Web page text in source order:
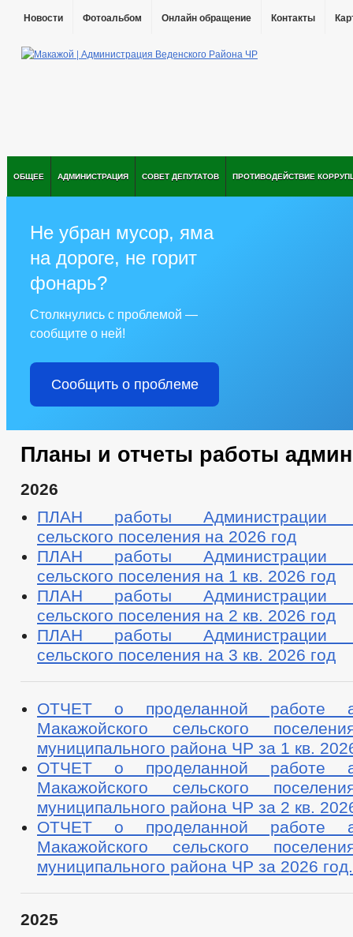
Новости Фотоальбом Онлайн обращение Контакты
ОБЩЕЕ АДМИНИСТРАЦИЯ СОВЕТ ДЕПУТАТОВ ПРОТИВОДЕЙСТВИЕ
Не убран мусор, яма
на дороге, не горит
фонарь?
Столкнулись с проблемой —
сообщите о ней!
Сообщить о проблеме
Планы и отчеты работы
2026
ПЛАН работы Администрации
сельского поселения на 2026 год
ПЛАН работы Администрации
сельского поселения на 1 кв. 2026 год
ПЛАН работы Администрации
сельского поселения на 2 кв. 2026 год
ПЛАН работы Администрации
сельского поселения на 3 кв. 2026 год
ОТЧЕТ о проделанной работе
Макажойского сельского
муниципального района ЧР за 1 кв.
ОТЧЕТ о проделанной работе
Макажойского сельского
муниципального района ЧР за 2 кв.
ОТЧЕТ о проделанной работе
Макажойского сельского
муниципального района ЧР за 2026 год.
2025